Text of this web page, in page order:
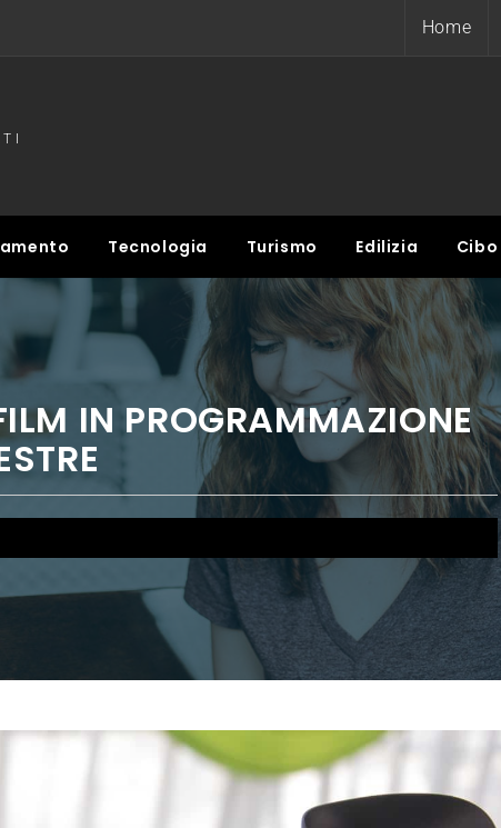
Home
Tecnologia Turismo Edilizia
IN PROGRAMMAZIONE